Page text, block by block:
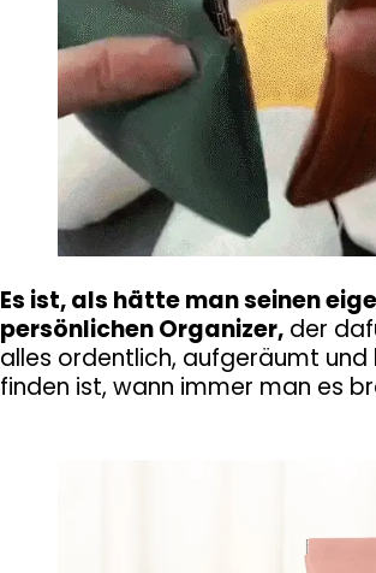
Es ist, als hätte man seinen
persönlichen Organizer,der
alles ordentlich, aufgeräumt und
finden ist, wann immer man es